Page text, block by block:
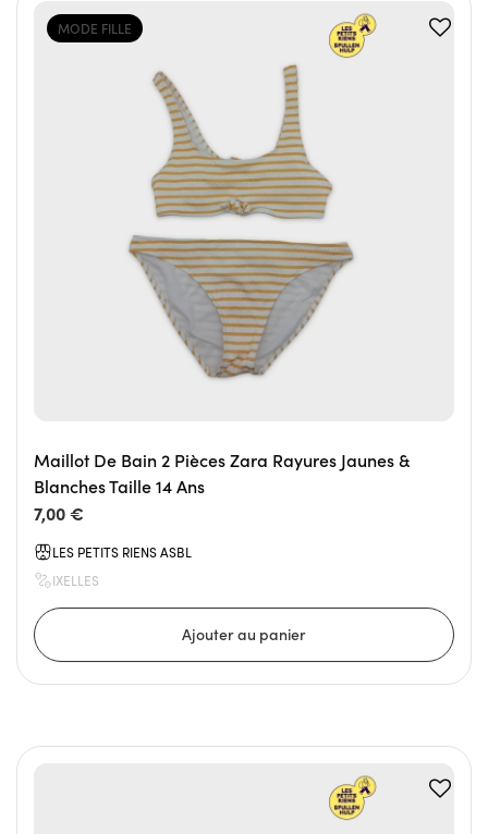
MODE FILLE
Maillot De Bain 2 Pièces Zara Rayures Jaunes &
Blanches Taille 14 Ans
7,00 €
LES PETITS RIENS ASBL
IXELLES